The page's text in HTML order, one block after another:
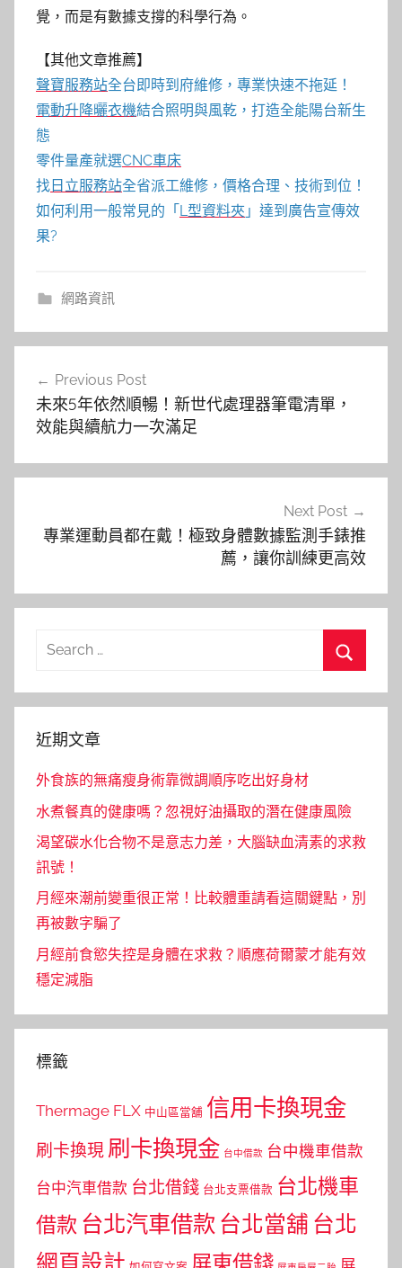
覺，而是有數據支撐的科學行為。
【其他文章推薦】
聲寶服務站全台即時到府維修，專業快速不拖延！
電動升降曬衣機結合照明與風乾，打造全能陽台新生
態
零件量產就選CNC車床
找 日立服務站全省派工維修，價格合理、技術到位！
如何利用一般常見的「 L型資料夾 」達到廣告宣傳效
果?
網路資訊
導
覽
Previous Post
未來5年依然順暢！新世代處理器筆電清單，
效能與續航力一次滿足
Next Post
專業運動員都在戴！極致身體數據監測手錶推
薦，讓你訓練更高效
Search
近期文章
外食族的無痛瘦身術靠微調順序吃出好身材
水煮餐真的健康嗎？忽視好油攝取的潛在健康風險
渴望碳水化合物不是意志力差，大腦缺血清素的求救
訊號！
月經來潮前變重很正常！比較體重請看這關鍵點，別
再被數字騙了
月經前食慾失控是身體在求救？順應荷爾蒙才能有效
穩定減脂
標籤
Thermage FLX 中山區當舖 信用卡換現金
刷卡換現 刷卡換現金 台中借款 台中機車借款
台中汽車借款 台北借錢 台北支票借款 台北機車
借款 台北汽車借款 台北當舖 台北
屏東借錢